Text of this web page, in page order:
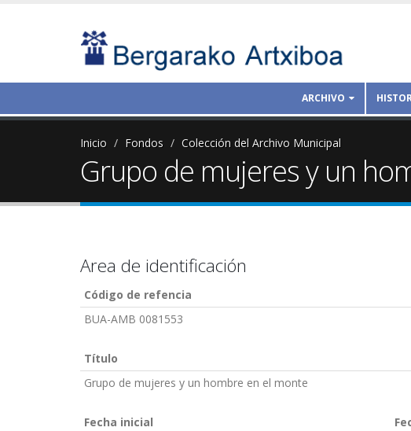
ARCHIVO
Inicio Fondos Colección del Archivo Municipal
Grupo de mujeres y un
Area de identificación
Código de refencia
BUA-AMB 0081553
Título
Grupo de mujeres y un hombre en el monte
Fecha inicial